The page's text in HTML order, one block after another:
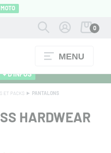
0
MENU
POUR L'ACHAT D'UNE
+ D'INFOS
ET PACKS PANTALONS
HARDWEAR